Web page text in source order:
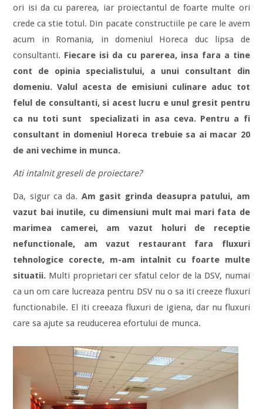
ori isi da cu parerea, iar proiectantul de foarte multe ori
crede ca stie totul. Din pacate constructiile pe care le avem
acum in Romania, in domeniul Horeca duc lipsa de
consultanti. Fiecare isi da cu parerea, insa fara a tine
cont de opinia specialistului, a unui consultant din
domeniu. Valul acesta de emisiuni culinare aduc tot
felul de consultanti, si acest lucru e unul gresit pentru
ca nu toti sunt specializati in asa ceva. Pentru a fi
consultant in domeniul Horeca trebuie sa ai macar 20
de ani vechime in munca.
Ati intalnit greseli de proiectare?
Da, sigur ca da. Am gasit grinda deasupra patului, am
vazut bai inutile, cu dimensiuni mult mai mari fata de
marimea camerei, am vazut holuri de receptie
nefunctionale, am vazut restaurant fara fluxuri
tehnologice corecte, m-am intalnit cu foarte multe
situatii. Multi proprietari cer sfatul celor de la DSV, numai
ca un om care lucreaza pentru DSV nu o sa iti creeze fluxuri
functionabile. El iti creeaza fluxuri de igiena, dar nu fluxuri
care sa ajute sa reuducerea efortului de munca.